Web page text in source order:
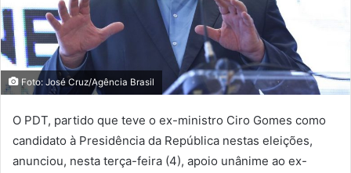
Foto: José Cruz/Agência Brasil
O PDT, partido que teve o ex-ministro Ciro Gomes como
candidato à Presidência da República nestas eleições,
anunciou, nesta terça-feira (4), apoio unânime ao ex-